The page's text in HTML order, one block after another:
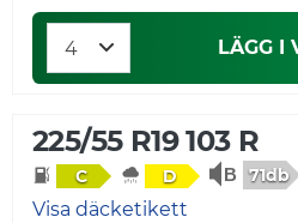
LÄGG I
225/55 R19 103 R
C D 71db
Visa däcketikett